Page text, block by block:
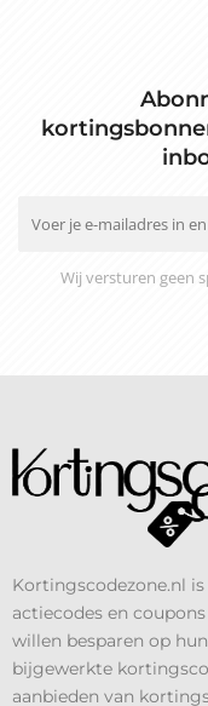
Wij versturen geen
Kortingscodezone.nl
actiecodes en
willen besparen op
bijgewerkte
aanbieden van